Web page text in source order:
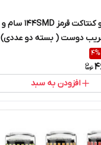
لامپ دو کنتاکت قرمز ۱۴۴SMD سام و
غریب دوست ( بسته دو عددی)
4%
افزودن به سبد